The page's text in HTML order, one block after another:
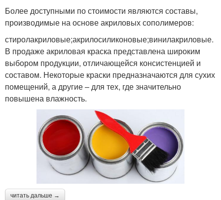
Более доступными по стоимости являются составы,
производимые на основе акриловых сополимеров:
стиролакриловые;акрилосиликоновые;винилакриловые.
В продаже акриловая краска представлена широким
выбором продукции, отличающейся консистенцией и
составом. Некоторые краски предназначаются для сухих
помещений, а другие – для тех, где значительно
повышена влажность.
читать дальше →